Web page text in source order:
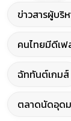
ข่าวสารผู้บริ
คนไทยมีดีเ
ฉัททันต์เกมส์
ตลาดนัดอุด